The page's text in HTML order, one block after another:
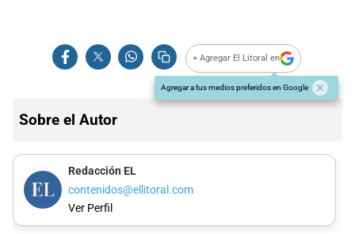
+ Agregar El Litoral en
Agregar a tus medios preferidos en Google
Sobre el Autor
Redacción EL
contenidos@ellitoral.com
Ver Perfil